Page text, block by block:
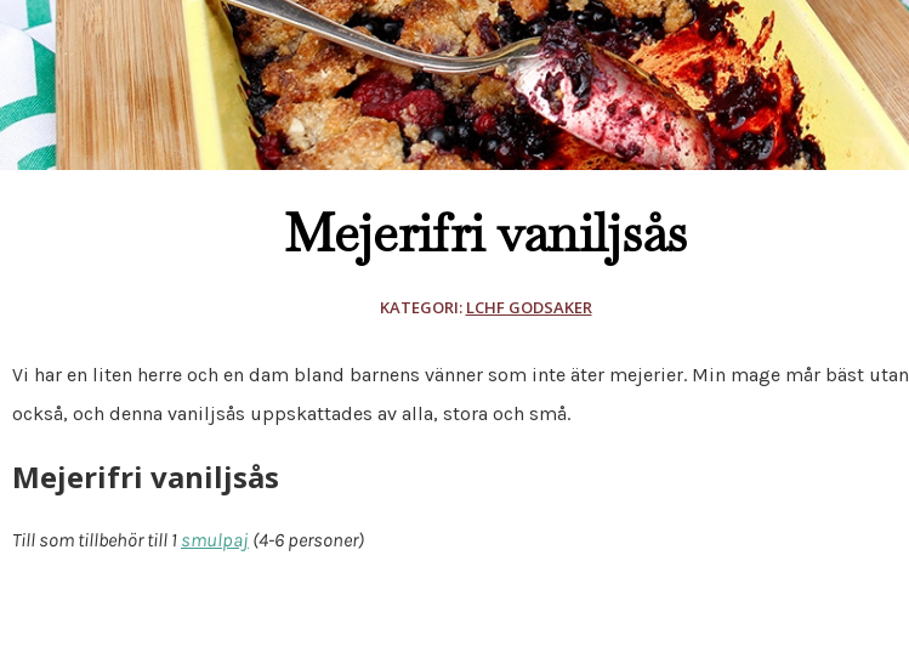
Mejerifri vaniljsås
KATEGORI: LCHF GODSAKER
Vi har en liten herre och en dam bland barnens vänner som inte äter mejerier. Min mage mår bäst utan
också, och denna vaniljsås uppskattades av alla, stora och små.
Mejerifri vaniljsås
Till som tillbehör till 1 smulpaj (4-6 personer)